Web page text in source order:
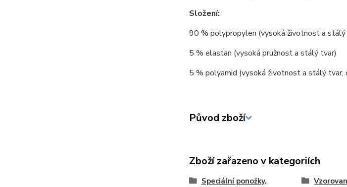
Složení:
90 % polypropylen (vysoká životnost a
5 % elastan (vysoká pružnost a stálý tvar)
5 % polyamid (vysoká životnost a stálý tvar,
Původ zboží
Zboží zařazeno v kategoriích
Speciální ponožky,